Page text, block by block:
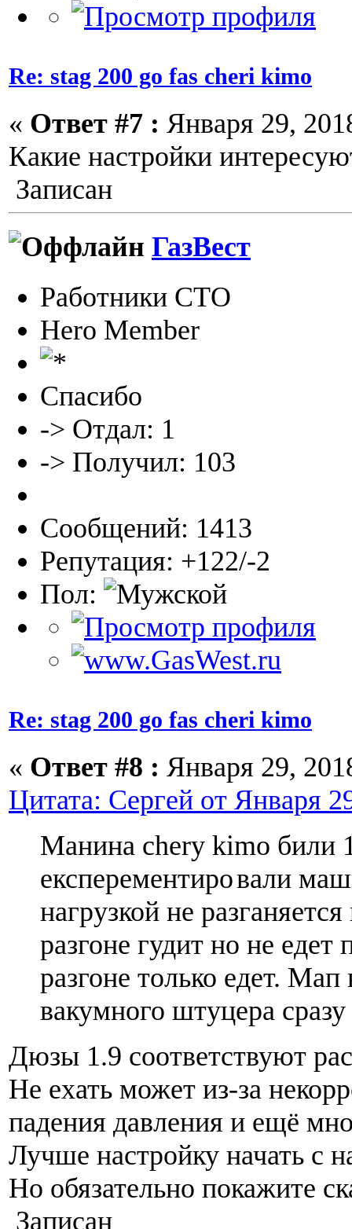
Re: stag 200 go fas cheri kimo
« Ответ #7 : Января 29,
Какие настройки
Записан
ГазВест
Работники СТО
Hero Member
Спасибо
-> Отдал: 1
-> Получил: 103
Сообщений: 1413
Репутация: +122/-2
Пол:
Re: stag 200 go fas cheri kimo
« Ответ #8 : Января 29,
Цитата: Сергей от Января
Манина chery kimo били
експерементировали
нагрузкой не
разгоне гудит но не едет
разгоне только едет. Мап
вакумного штуцера
Дюзы 1.9 соответствуют
Не ехать может из-за
падения давления и ещё
Лучше настройку начать с
Но обязательно покажите
Записан